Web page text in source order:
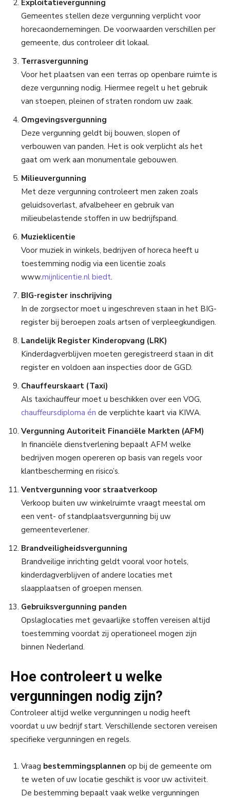
Exploitatievergunning
Gemeentes stellen deze vergunning verplicht voor
horecaondernemingen. De voorwaarden verschillen per
gemeente, dus controleer dit lokaal.
Terrasvergunning
Voor het plaatsen van een terras op openbare ruimte is
deze vergunning nodig. Hiermee regelt u het gebruik
van stoepen, pleinen of straten rondom uw zaak.
Omgevingsvergunning
Deze vergunning geldt bij bouwen, slopen of
verbouwen van panden. Het is ook verplicht als het
gaat om werk aan monumentale gebouwen.
Milieuvergunning
Met deze vergunning controleert men zaken zoals
geluidsoverlast, afvalbeheer en gebruik van
milieubelastende stoffen in uw bedrijfspand.
Muzieklicentie
Voor muziek in winkels, bedrijven of horeca heeft u
toestemming nodig via een licentie zoals
www.mijnlicentie.nl biedt.
BIG-register inschrijving
In de zorgsector moet u ingeschreven staan in het BIG-
register bij beroepen zoals artsen of verpleegkundigen.
Landelijk Register Kinderopvang (LRK)
Kinderdagverblijven moeten geregistreerd staan in dit
register en voldoen aan inspecties door de GGD.
Chauffeurskaart (Taxi)
Als taxichauffeur moet u beschikken over een VOG,
chauffeursdiploma én de verplichte kaart via KIWA.
Vergunning Autoriteit Financiële Markten (AFM)
In financiële dienstverlening bepaalt AFM welke
bedrijven mogen opereren op basis van regels voor
klantbescherming en risico’s.
Ventvergunning voor straatverkoop
Verkoop buiten uw winkelruimte vraagt meestal om
een vent- of standplaatsvergunning bij uw
gemeenteverlener.
Brandveiligheidsvergunning
Brandveilige inrichting geldt vooral voor hotels,
kinderdagverblijven of andere locaties met
slaapplaatsen of groepen mensen.
Gebruiksvergunning panden
Opslaglocaties met gevaarlijke stoffen vereisen altijd
toestemming voordat zij operationeel mogen zijn
binnen Nederland.
Hoe controleert u welke
vergunningen nodig zijn?
Controleer altijd welke vergunningen u nodig heeft
voordat u uw bedrijf start. Verschillende sectoren vereisen
specifieke vergunningen en regels.
Vraag bestemmingsplannen op bij de gemeente om
te weten of uw locatie geschikt is voor uw activiteit.
De bestemming bepaalt vaak welke vergunningen